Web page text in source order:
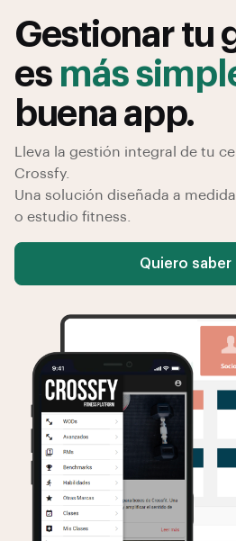
Gestionar tu
es más
buena app.
Lleva la gestión integral de tu
Crossfy.
Una solución diseñada a
o estudio fitness.
Quiero saber